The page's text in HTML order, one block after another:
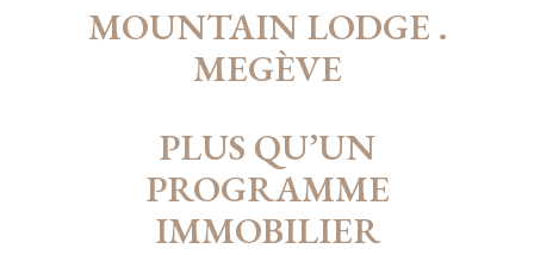
MOUNTAIN LODGE .
MEGÈVE
PLUS QU’UN
PROGRAMME
IMMOBILIER